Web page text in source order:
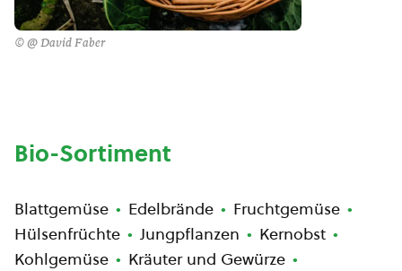
© @ David Faber
Bio-Sortiment
Blattgemüse Edelbrände
Fruchtgemüse
Hülsenfrüchte
Jungpflanzen
Kernobst
Kohlgemüse
Kräuter und Gewürze